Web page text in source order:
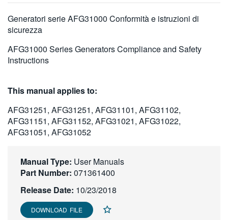
VIỆT NAM
日本語
繁體中文
Generatori serie AFG31000 Conformità e istruzioni di
sicurezza
AFG31000 Series Generators Compliance and Safety
Instructions
This manual applies to:
AFG31251, AFG31251, AFG31101, AFG31102,
AFG31151, AFG31152, AFG31021, AFG31022,
AFG31051, AFG31052
Manual Type: User Manuals
Part Number: 071361400
Release Date: 10/23/2018
DOWNLOAD FILE